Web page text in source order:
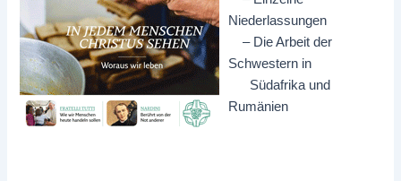
Niederlassungen
– Die Arbeit der
Schwestern in
Südafrika und
Rumänien